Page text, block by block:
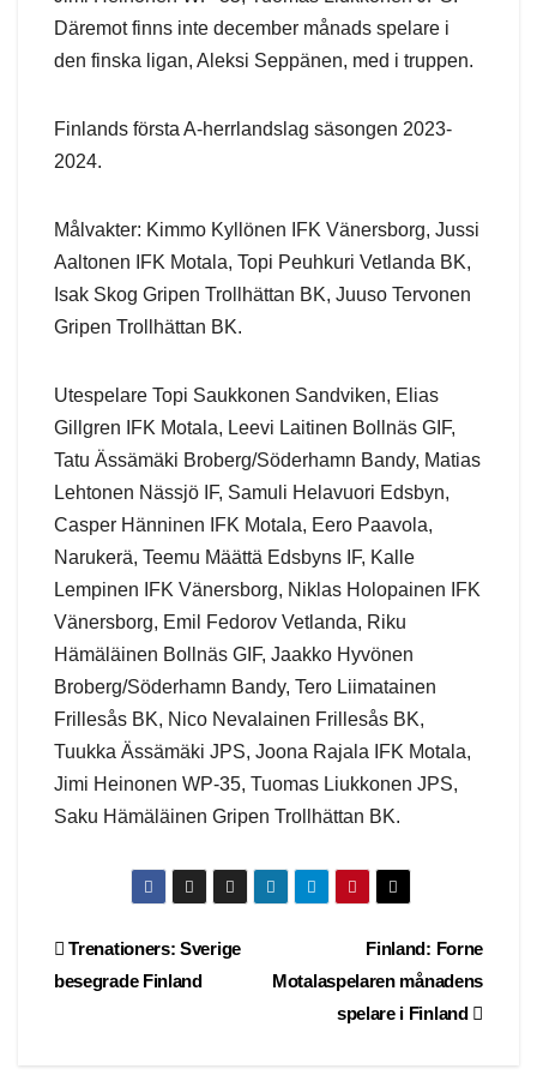
Däremot finns inte december månads spelare i
den finska ligan, Aleksi Seppänen, med i truppen.
Finlands första A-herrlandslag säsongen 2023-
2024.
Målvakter: Kimmo Kyllönen IFK Vänersborg, Jussi
Aaltonen IFK Motala, Topi Peuhkuri Vetlanda BK,
Isak Skog Gripen Trollhättan BK, Juuso Tervonen
Gripen Trollhättan BK.
Utespelare Topi Saukkonen Sandviken, Elias
Gillgren IFK Motala, Leevi Laitinen Bollnäs GIF,
Tatu Ässämäki Broberg/Söderhamn Bandy, Matias
Lehtonen Nässjö IF, Samuli Helavuori Edsbyn,
Casper Hänninen IFK Motala, Eero Paavola,
Narukerä, Teemu Määttä Edsbyns IF, Kalle
Lempinen IFK Vänersborg, Niklas Holopainen IFK
Vänersborg, Emil Fedorov Vetlanda, Riku
Hämäläinen Bollnäs GIF, Jaakko Hyvönen
Broberg/Söderhamn Bandy, Tero Liimatainen
Frillesås BK, Nico Nevalainen Frillesås BK,
Tuukka Ässämäki JPS, Joona Rajala IFK Motala,
Jimi Heinonen WP-35, Tuomas Liukkonen JPS,
Saku Hämäläinen Gripen Trollhättan BK.
Post
navigation
Finland: Forne
Motalaspelaren månadens
spelare i Finland
Trenationers: Sverige
besegrade Finland